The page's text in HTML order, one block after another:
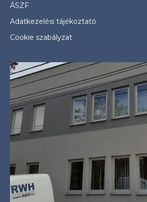
ÁSZF
Adatkezelési tájékoztató
Cookie szabályzat